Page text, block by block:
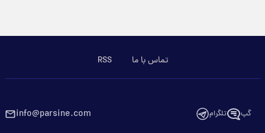
تماس با ما RSS
گپ تلگرام info@parsine.com